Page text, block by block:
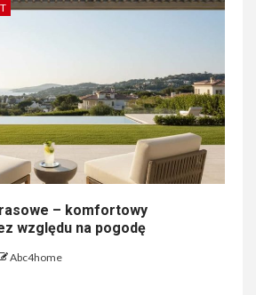
– komfortowy
względu na pogodę
Abc4home